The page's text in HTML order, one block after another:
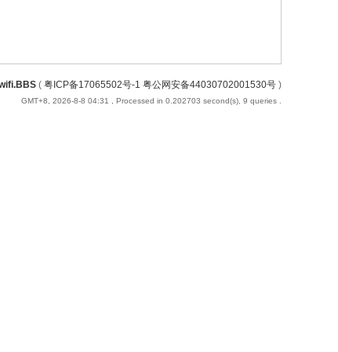
( 粤ICP备17065502号-1 粤公网安备44030702001530号 )
GMT+8, 2026-8-8 04:31 , Processed in 0.202703 second(s), 9 queries .